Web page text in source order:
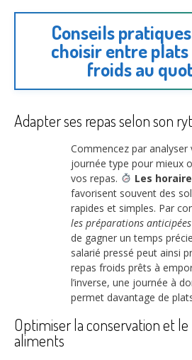
Conseils
choisir entre
froids au
Adapter ses repas selon son
Commencez par analyser
journée type pour mieux
vos repas.
Les
favorisent souvent des
rapides et simples. Par
les préparations anticipées
de gagner un temps
salarié pressé peut ainsi
repas froids prêts à
l’inverse, une journée à
permet davantage de
Optimiser la conservation et
aliments